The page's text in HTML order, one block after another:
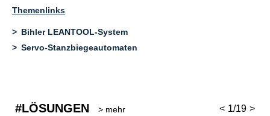
Themenlinks
Bihler LEANTOOL-System
Servo-Stanzbiegeautomaten
#LÖSUNGEN > mehr < 1/19 >